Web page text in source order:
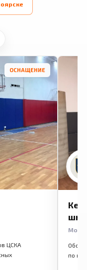
ОСНАЩЕНИЕ
ЦСКА
по